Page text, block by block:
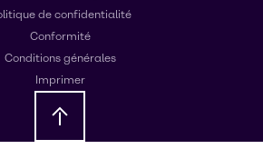
de confidentialité
Conformité
Conditions générales
Imprimer